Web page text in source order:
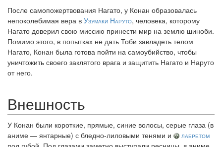
После самопожертвования Нагато, у Конан образовалась
непоколебимая вера в Узумаки Наруто, человека, которому
Нагато доверил свою миссию принести мир на землю шиноби.
Помимо этого, в попытках не дать Тоби завладеть телом
Нагато, Конан была готова пойти на самоубийство, чтобы
уничтожить своего заклятого врага и защитить Нагато и Наруто
от него.
Внешность
У Конан были короткие, прямые, синие волосы, серые глаза (в
аниме — янтарные) с бледно-лиловыми тенями и
лабретом